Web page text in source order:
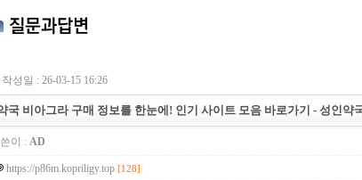
작성일 : 26-03-15 16:26
국 비아그라 구매 정보를 한눈에! 인기 사이트 모음 바로가기 - 성인약
이 : AD
https://p86m.kopriligy.top [128]